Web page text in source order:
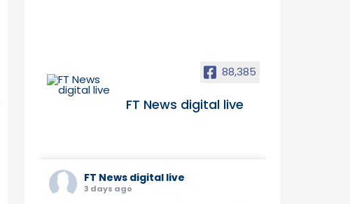
88,385
FT News digital live
FT News digital live
3 days ago